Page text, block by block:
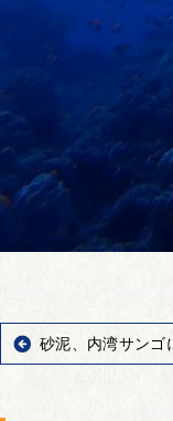
砂泥、内湾サンゴ